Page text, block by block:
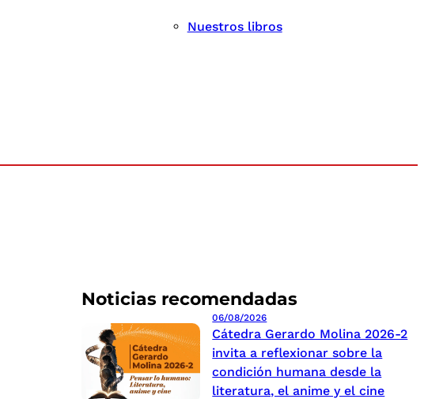
Nuestros libros
Noticias recomendadas
06/08/2026
Cátedra Gerardo Molina 2026-2
invita a reflexionar sobre la
condición humana desde la
literatura, el anime y el cine